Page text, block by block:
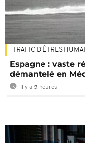
TRAFIC D'ÊTRES
Espagne : vaste
démantelé en
Il y a 5 heures